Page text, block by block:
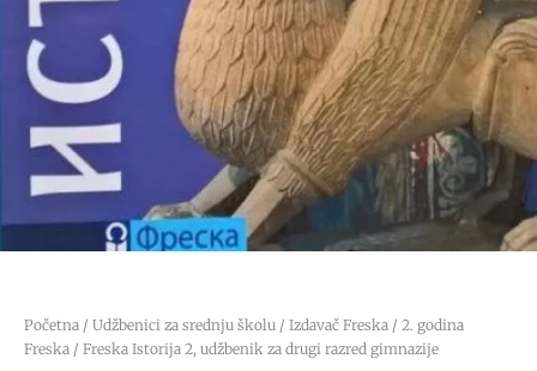
Početna / Udžbenici za srednju školu / Izdavač Freska / 2. godina
Freska / Freska Istorija 2, udžbenik za drugi razred gimnazije